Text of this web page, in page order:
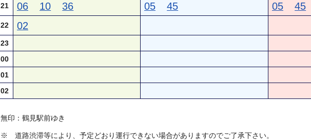
21 06 10 36 05 45 05 45
22 02
23
00
01
02
無印：鶴見駅前ゆき
※ 道路渋滞等により、予定どおり運行できない場合がありますのでご了承下さい。